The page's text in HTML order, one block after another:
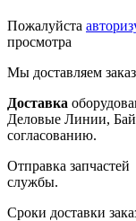
Пожалуйста
просмотра
Мы доставляем
Доставка
Деловые Линии,
согласованию.
Отправка
службы.
Сроки доставки